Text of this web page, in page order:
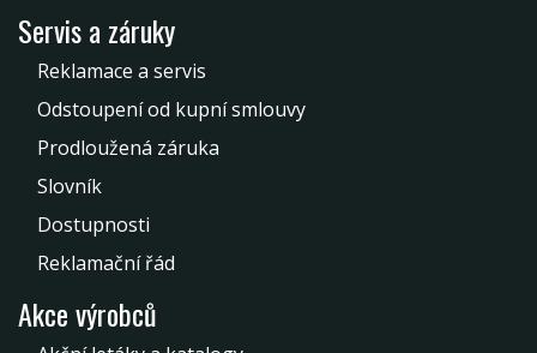
Servis a záruky
Reklamace a servis
Odstoupení od kupní smlouvy
Prodloužená záruka
Slovník
Dostupnosti
Reklamační řád
Akce výrobců